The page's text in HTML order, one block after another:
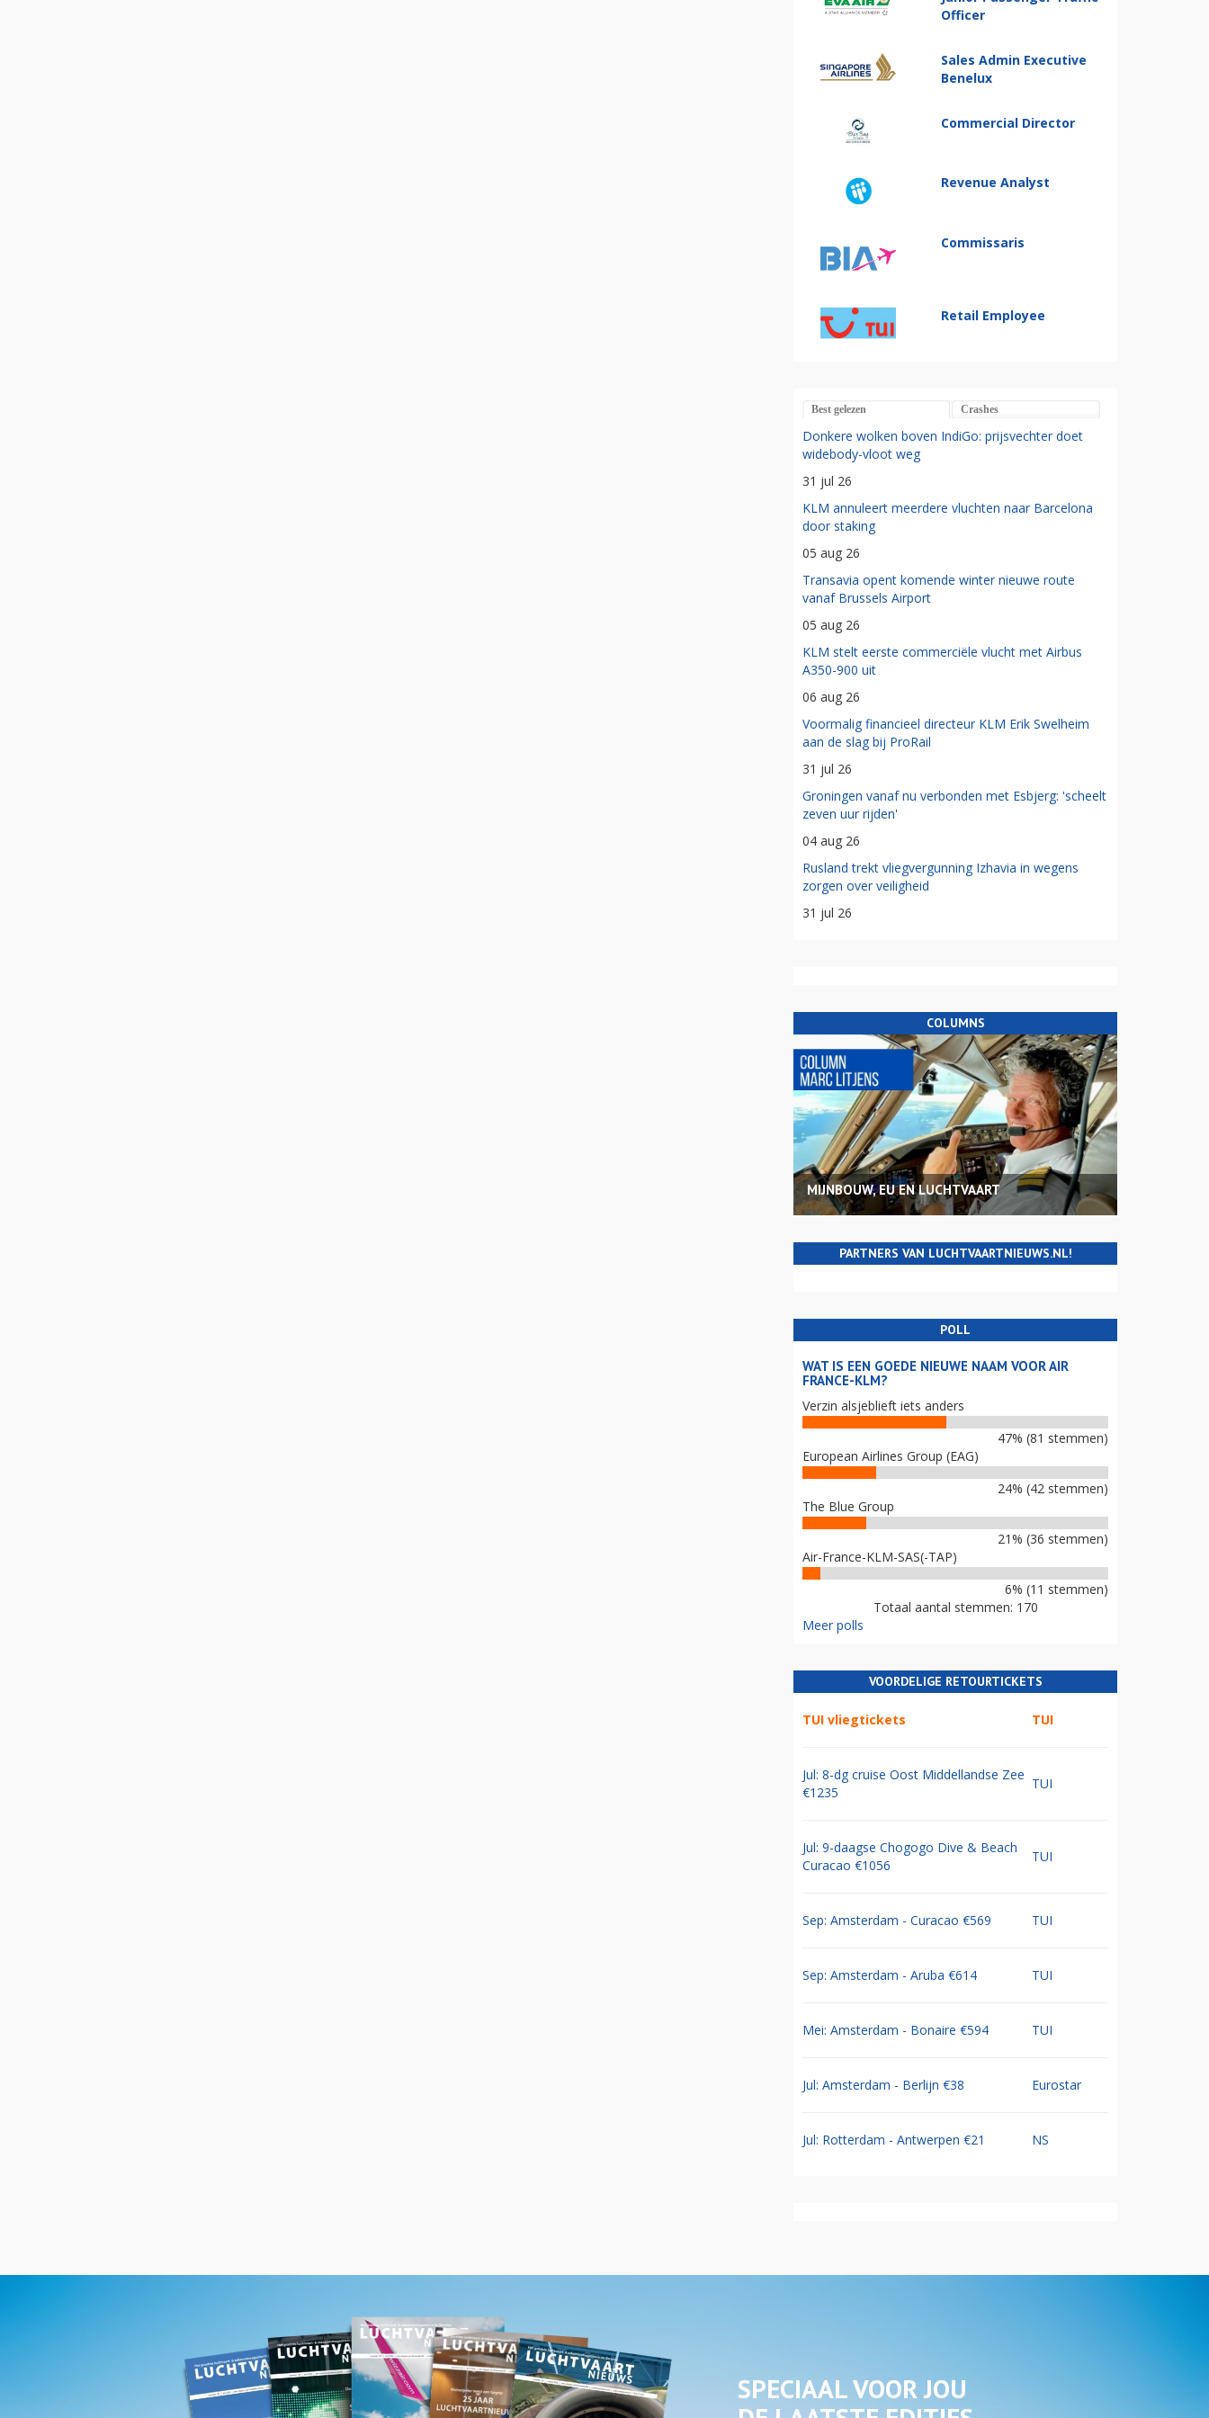
Officer
Sales Admin Executive
Benelux
Commercial Director
Revenue Analyst
Commissaris
Retail Employee
Best gelezen Crashes
Donkere wolken boven IndiGo: prijsvechter doet
widebody-vloot weg
31 jul 26
KLM annuleert meerdere vluchten naar Barcelona
door staking
05 aug 26
Transavia opent komende winter nieuwe route
vanaf Brussels Airport
05 aug 26
KLM stelt eerste commerciële vlucht met Airbus
A350-900 uit
06 aug 26
Voormalig financieel directeur KLM Erik Swelheim
aan de slag bij ProRail
31 jul 26
Groningen vanaf nu verbonden met Esbjerg: 'scheelt
zeven uur rijden'
04 aug 26
Rusland trekt vliegvergunning Izhavia in wegens
zorgen over veiligheid
31 jul 26
COLUMNS
MIJNBOUW, EU EN LUCHTVAART
PARTNERS VAN LUCHTVAARTNIEUWS.NL!
POLL
WAT IS EEN GOEDE NIEUWE NAAM VOOR AIR
FRANCE-KLM?
Verzin alsjeblieft iets anders
47% (81 stemmen)
European Airlines Group (EAG)
24% (42 stemmen)
The Blue Group
21% (36 stemmen)
Air-France-KLM-SAS(-TAP)
6% (11 stemmen)
Totaal aantal stemmen: 170
Meer polls
VOORDELIGE RETOURTICKETS
TUI vliegtickets TUI
Jul: 8-dg cruise Oost Middellandse Zee
€1235
TUI
Jul: 9-daagse Chogogo Dive & Beach
Curacao €1056
TUI
Sep: Amsterdam - Curacao €569 TUI
Sep: Amsterdam - Aruba €614 TUI
Mei: Amsterdam - Bonaire €594 TUI
Jul: Amsterdam - Berlijn €38 Eurostar
Jul: Rotterdam - Antwerpen €21 NS
SPECIAAL VOOR JOU